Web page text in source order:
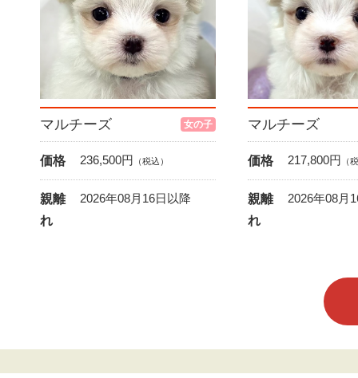
マルチーズ 女の子
価格 236,500円 （税込）
親離
れ
2026年08月16日以降
マルチーズ
価格 217,800円 （
親離
れ
2026年08月